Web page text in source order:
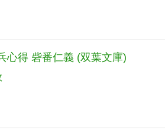
心得 砦番仁義 (双葉文庫)